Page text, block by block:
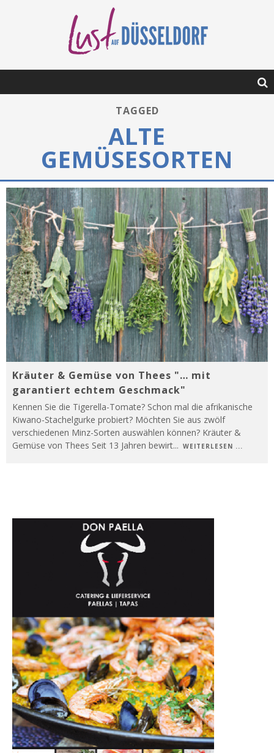
TAGGED
ALTE
GEMÜSESORTEN
Kräuter & Gemüse von Thees "… mit
garantiert echtem Geschmack"
Kennen Sie die Tigerella-Tomate? Schon mal die afrikanische
Kiwano-Stachelgurke probiert? Möchten Sie aus zwölf
verschiedenen Minz-Sorten auswählen können? Kräuter &
Gemüse von Thees Seit 13 Jahren bewirt... WEITERLESEN ...